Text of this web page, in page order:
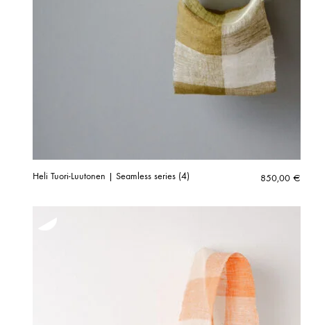
Heli Tuori-Luutonen | Seamless series (4) 850,00 €